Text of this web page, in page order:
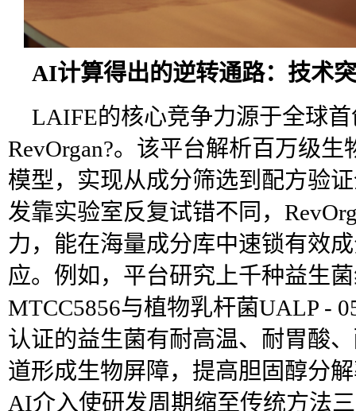
AI计算得出的逆转通路：技术
LAIFE的核心竞争力源于全球
RevOrgan?。该平台解析百万级
模型，实现从成分筛选到配方验
发靠实验室反复试错不同，
力，能在海量成分库中速锁有效
应。例如，平台研究上千种益生
MTCC5856与植物乳杆菌UALP -
认证的益生菌有耐高温、耐胃酸
道形成生物屏障，提高胆固醇分
AI介入使研发周期缩至传统方法